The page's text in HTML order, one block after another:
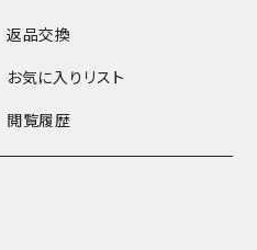
返品交換
お気に入りリスト
閲覧履歴